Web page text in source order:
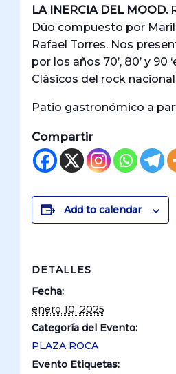
LA INERCIA DEL MOOD.
Dúo compuesto por
Rafael Torres. Nos
por los años 70’, 80’ y 90
Clásicos del rock
Patio gastronómico a
Compartir
Add to calendar
DETALLES
Fecha:
enero 10, 2025
Categoría del Evento:
PLAZA ROCA
Evento Etiquetas: